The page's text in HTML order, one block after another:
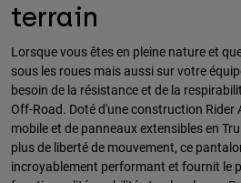
terrain
Lorsque vous êtes en pleine nature et
sous les roues mais aussi sur votre
besoin de la résistance et de la
Off-Road. Doté d'une construction
mobile et de panneaux extensibles en
plus de liberté de mouvement, ce
incroyablement performant et fournit le